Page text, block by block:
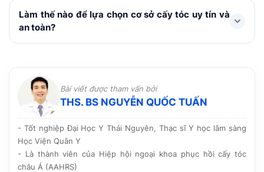
chế vận động mạnh, bơi lội, xông hơi, rượu bia và
thuốc lá. Chú ý dùng thuốc theo chỉ định, chăm sóc và
tái khám đúng lịch.
Với các kỹ thuật hiện đại như FUE, HAT hay cấy sợi dài
PNS, vùng hiến nang và cấy tóc chỉ tạo những vi điểm
Làm thế nào để lựa chọn cơ sở cấy tóc uy tín và
an toàn?
hiện, quy trình vô khuẩn rõ ràng cùng công nghệ tiên
tiến. Ngoài ra, hãy tham khảo hình ảnh thực tế, phản
hồi của khách hàng và chính sách bảo hành, chăm sóc
Bài viết được tham vấn bởi
THS. BS NGUYỄN QUỐC TUẤN
- Tốt nghiệp Đại Học Y Thái Nguyên, Thạc sĩ Y học lâm sàng
Học Viện Quân Y
- Là thành viên của Hiệp hội ngoại khoa phục hồi cấy tóc
châu Á (AAHRS)